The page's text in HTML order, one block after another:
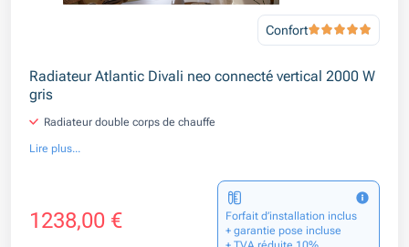
Confort
Radiateur Atlantic Divali neo connecté vertical 2000 W
gris
Radiateur double corps de chauffe
Lire plus...
1238,00 €
Forfait d’installation inclus
+ garantie pose incluse